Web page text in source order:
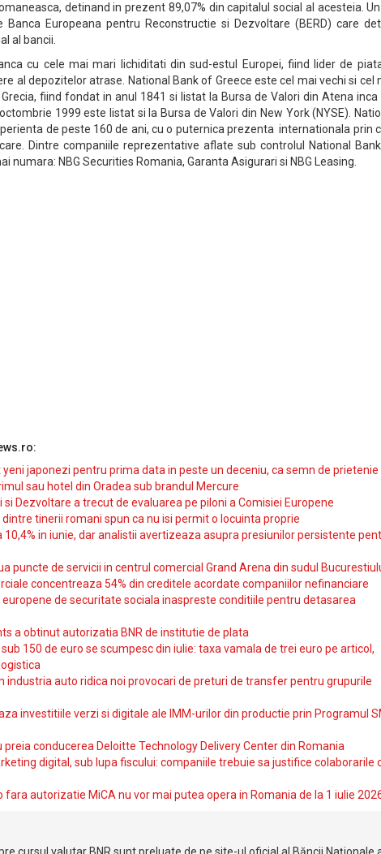
detinand in prezent 89,07% din capitalul social al acesteia.
Europeana pentru Reconstructie si Dezvoltare (BERD) care
al bancii.
cu cele mai mari lichiditati din sud-estul Europei, fiind lider de
al depozitelor atrase. National Bank of Greece este cel mai vechi si cel
fiind fondat in anul 1841 si listat la Bursa de Valori din Atena inca
1999 este listat si la Bursa de Valori din New York (NYSE).
de peste 160 de ani, cu o puternica prezenta internationala prin
Dintre companiile reprezentative aflate sub controlul National
numara: NBG Securities Romania, Garanta Asigurari si NBG Leasing.
japonezi pentru prima data in peste un deceniu, ca semn de prietenie
sau hotel din Oradea sub brandul Mercure
si Dezvoltare a trecut de evaluarea pe piloni a Comisiei Europene
tinerii romani spun ca nu isi permit o locuinta proprie
10,4% in iunie, dar analistii avertizeaza asupra presiunilor persistente
puncte de servicii in centrul comercial Grand Arena din sudul
concentreaza 54% din creditele acordate companiilor nefinanciare
de securitate sociala inaspreste conditiile pentru detasarea
a obtinut autorizatia BNR de institutie de plata
150 de euro se scumpesc din iulie: taxa vamala de trei euro pe articol,
industria auto ridica noi provocari de preturi de transfer pentru grupurile
investitiile verzi si digitale ale IMM-urilor din productie prin Programul
preia conducerea Deloitte Technology Delivery Center din Romania
digital, sub lupa fiscului: companiile trebuie sa justifice colaborarile
autorizatie MiCA nu vor mai putea opera in Romania de la 1 iulie